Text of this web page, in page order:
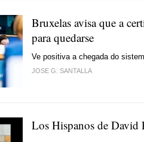
Bruxelas avisa que a
para quedarse
Ve positiva a chegada do
JOSE G. SANTALLA
Los Hispanos de David